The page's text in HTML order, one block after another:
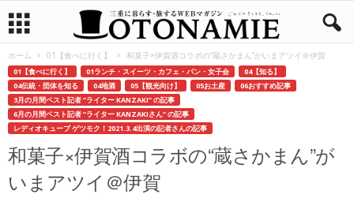
ホーム 01【食べに行く】 和菓子×伊賀酒コラボの“蔵さかまん”がいまアツイ＠伊賀
01【食べに行く】 01ランチ・スイーツ・カフェ・パン・女子会
04【知る】
04伝統・団体を知る
04地酒 05【観光向け】 05お土産
06おすすめ記事
3月の月間ベスト記者 ”ライター KANZAKI” の記事
6月の月間ベスト記者 ”ライター KANZAKIさん” の記事
レディオキューブ ゲツモク！2021.3.4出演の記者さんの記事
和菓子×伊賀酒コラボの“蔵さかまん”が
いまアツイ＠伊賀